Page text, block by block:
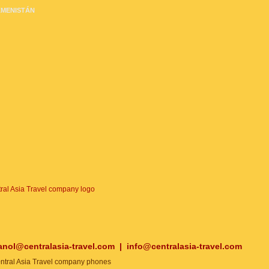
travel.com | info@centralasia-travel.com